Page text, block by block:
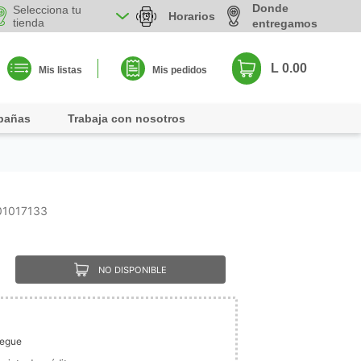
Selecciona tu
tienda
Horarios
Donde
entregamos
Mis listas Mis pedidos L 0.00
Trabaja con nosotros
NO DISPONIBLE